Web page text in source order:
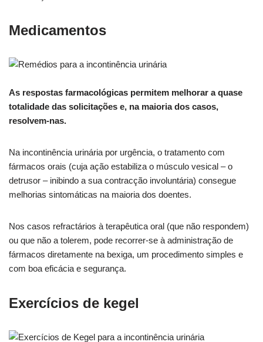
Medicamentos
As respostas farmacológicas permitem melhorar a quase
totalidade das solicitações e, na maioria dos casos,
resolvem-nas.
Na incontinência urinária por urgência, o tratamento com
fármacos orais (cuja ação estabiliza o músculo vesical – o
detrusor – inibindo a sua contracção involuntária) consegue
melhorias sintomáticas na maioria dos doentes.
Nos casos refractários à terapêutica oral (que não respondem)
ou que não a tolerem, pode recorrer-se à administração de
fármacos diretamente na bexiga, um procedimento simples e
com boa eficácia e segurança.
Exercícios de kegel